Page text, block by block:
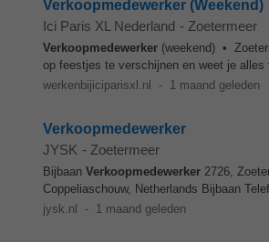
Verkoopmedewerker (Weekend)
Ici Paris XL Nederland - Zoetermeer
Verkoopmedewerker (weekend) •
op feestjes te verschijnen en weet je
werkenbijiciparisxl.nl
- 1 maand geleden
Verkoopmedewerker
JYSK - Zoetermeer
Bijbaan Verkoopmedewerker 2726,
Coppeliaschouw, Netherlands Bijbaan
jysk.nl
- 1 maand geleden